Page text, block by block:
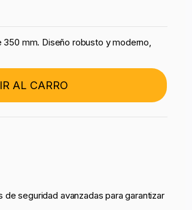
mm. Diseño robusto y moderno,
AL CARRO
seguridad avanzadas para garantizar